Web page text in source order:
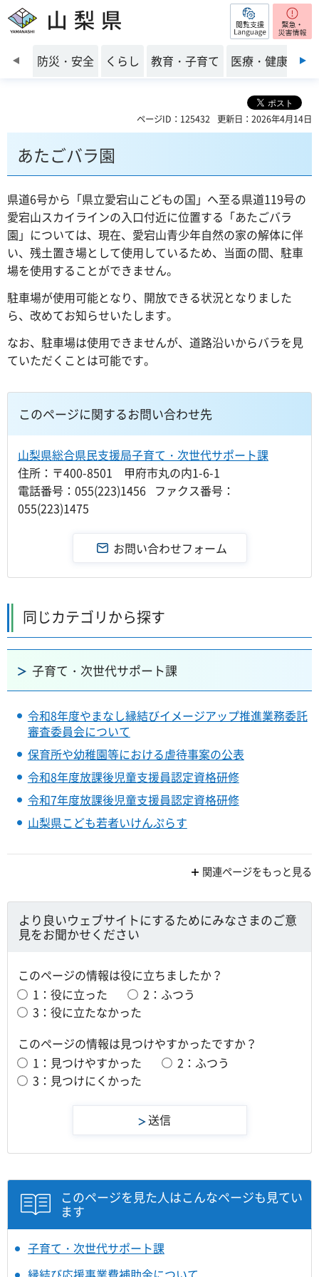
山梨県 閲覧支援
前のスライドを表示
防災・安全 くらし 教育・子育て 医療・健康・福
ページID：125432 更新日：2026年4月14日
あたごバラ園
県道6号から「県立愛宕山こどもの国」へ至る県道119号の
愛宕山スカイラインの入口付近に位置する「あたごバラ
園」については、現在、愛宕山青少年自然の家の解体に伴
い、残土置き場として使用しているため、当面の間、駐車
場を使用することができません。
駐車場が使用可能となり、開放できる状況となりました
ら、改めてお知らせいたします。
なお、駐車場は使用できませんが、道路沿いからバラを見
ていただくことは可能です。
このページに関するお問い合わせ先
山梨県総合県民支援局子育て・次世代サポート課
住所：〒400-8501 甲府市丸の内1-6-1
電話番号：055(223)1456 ファクス番号：
055(223)1475
同じカテゴリから探す
子育て・次世代サポート課
令和8年度やまなし縁結びイメージアップ推進業務委託
審査委員会について
保育所や幼稚園等における虐待事案の公表
令和8年度放課後児童支援員認定資格研修
令和7年度放課後児童支援員認定資格研修
山梨県こども若者いけんぷらす
関連ページをもっと見る
より良いウェブサイトにするためにみなさまのご意
見をお聞かせください
このページの情報は役に立ちましたか？
1：役に立った
2：ふつう
3：役に立たなかった
このページの情報は見つけやすかったですか？
1：見つけやすかった
2：ふつう
3：見つけにくかった
このページを見た人はこんなページも見てい
ます
子育て・次世代サポート課